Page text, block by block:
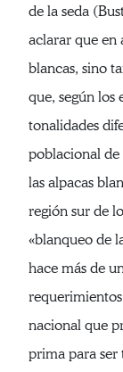
de la seda
aclarar que en
blancas, sino
que, según los
tonalidades
poblacional de
las alpacas
región sur de
«blanqueo de
hace más de
nacional que
prima para ser